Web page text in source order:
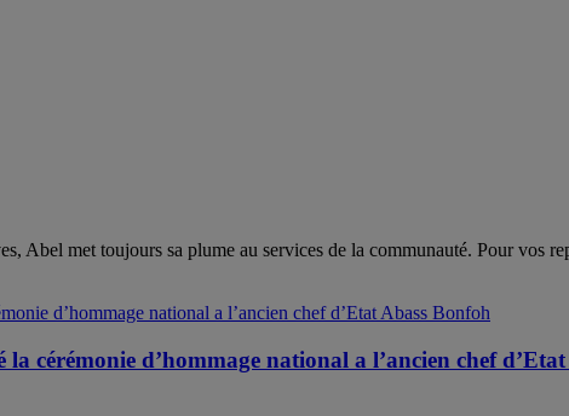
Abel met toujours sa plume au services de la communauté. Pour vos
cérémonie d’hommage national a l’ancien chef